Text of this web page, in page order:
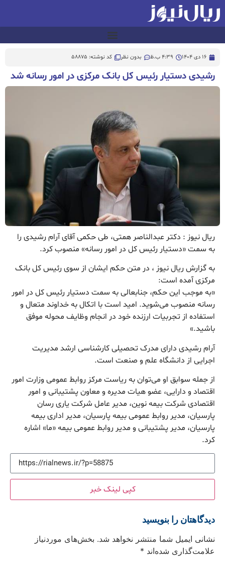
16 دی 1404 4:39 ب.ظ بدون نظر کد نوشته: 58875
رشیدی دستیار رئیس کل بانک مرکزی در امور رسانه شد
ریال نیوز : دکتر عبدالناصر همتی، طی حکمی آقای آرام رشیدی را
به سمت «دستیار رئیس کل در امور رسانه» منصوب کرد.
به گزارش ریال نیوز ، در متن حکم ایشان از سوی رئیس کل بانک
مرکزی آمده است:
«به موجب این حکم، جنابعالی به سمت دستیار رئیس کل در امور
رسانه منصوب می‌شوید. امید است با اتکال به خداوند متعال و
استفاده از تجربیات ارزنده خود در انجام وظایف محوله موفق
باشید.»
آرام رشیدی دارای مدرک تحصیلی کارشناسی ارشد مدیریت
اجرایی از دانشگاه علم و صنعت است.
از جمله سوابق او می‌توان به ریاست مركز روابط عمومی وزارت امور
اقتصاد و دارایی، عضو هیات مدیره و معاون پشتیبانی و امور
اقتصادی شرکت بیمه نوین، مدیر عامل شرکت یاری رسان
پارسیان، مدیر روابط عمومی بیمه پارسیان، مدیر اداری بیمه
پارسیان، مدیر پشتیبانی و مدیر روابط عمومی بیمه «ما» اشاره
کرد.
کپی لینک خبر
دیدگاهتان را بنویسید
نشانی ایمیل شما منتشر نخواهد شد. بخش‌های موردنیاز
علامت‌گذاری شده‌اند *